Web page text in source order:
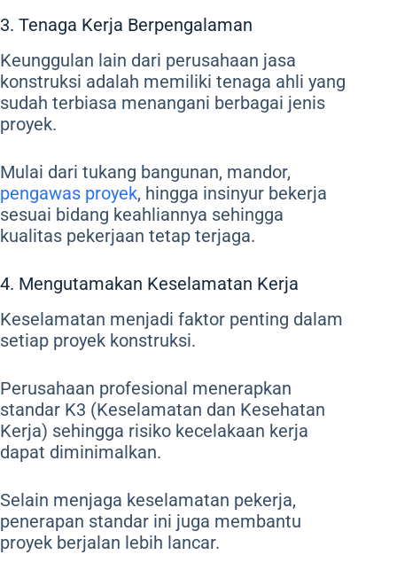
3. Tenaga Kerja Berpengalaman
Keunggulan lain dari perusahaan jasa
konstruksi adalah memiliki tenaga ahli yang
sudah terbiasa menangani berbagai jenis
proyek.
Mulai dari tukang bangunan, mandor,
pengawas proyek, hingga insinyur bekerja
sesuai bidang keahliannya sehingga
kualitas pekerjaan tetap terjaga.
4. Mengutamakan Keselamatan Kerja
Keselamatan menjadi faktor penting dalam
setiap proyek konstruksi.
Perusahaan profesional menerapkan
standar K3 (Keselamatan dan Kesehatan
Kerja) sehingga risiko kecelakaan kerja
dapat diminimalkan.
Selain menjaga keselamatan pekerja,
penerapan standar ini juga membantu
proyek berjalan lebih lancar.